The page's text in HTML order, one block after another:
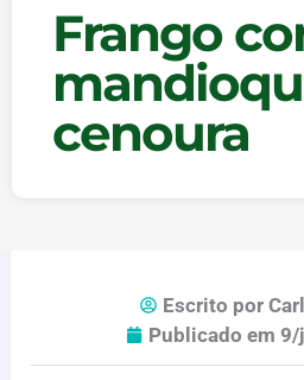
Frango
cenoura
Escrito por
Publicado em 9/